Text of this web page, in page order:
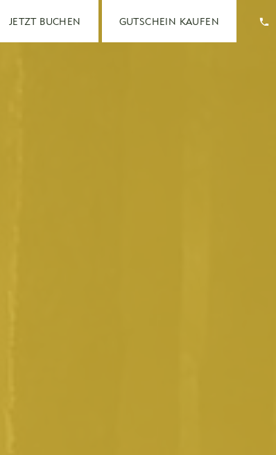
JETZT BUCHEN GUTSCHEIN KAUFEN